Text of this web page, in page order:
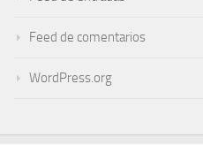
Feed de comentarios
WordPress.org